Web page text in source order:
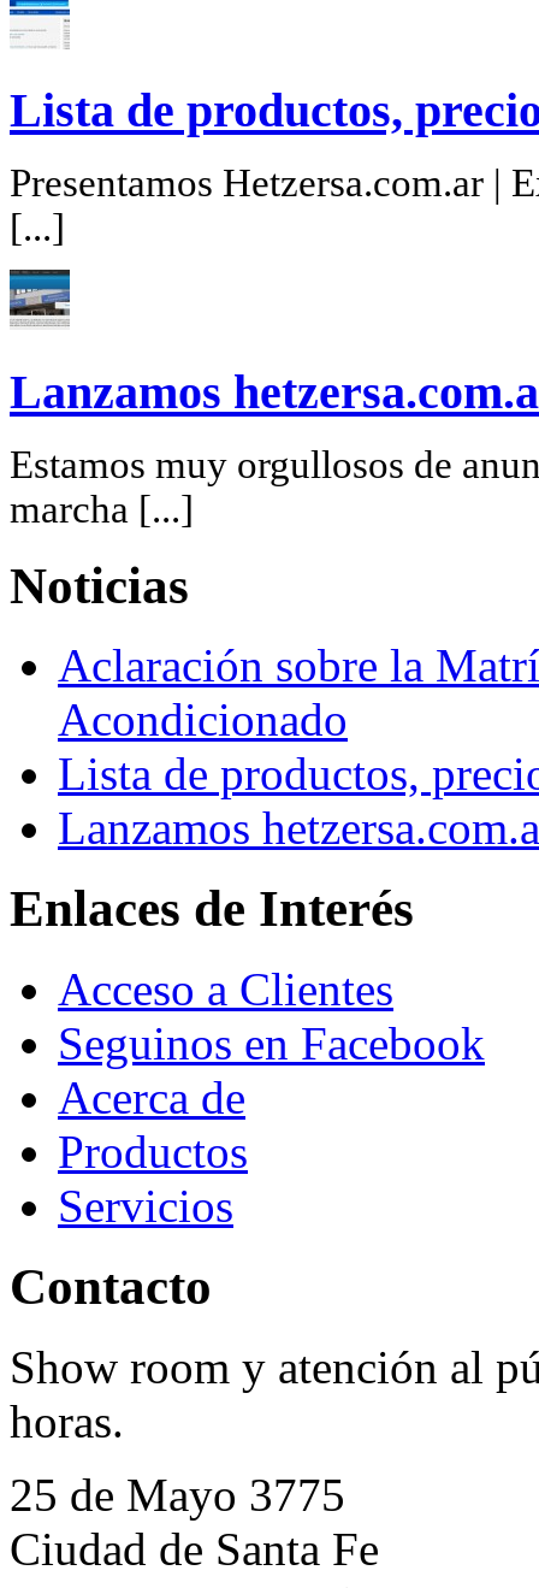
Lista de productos,
Presentamos Hetzersa.com.ar |
[...]
Lanzamos
Estamos muy orgullosos de
marcha [...]
Noticias
Aclaración sobre la
Acondicionado
Lista de productos,
Lanzamos
Enlaces de Interés
Acceso a Clientes
Seguinos en Facebook
Acerca de
Productos
Servicios
Contacto
Show room y atención al
horas.
25 de Mayo 3775
Ciudad de Santa Fe